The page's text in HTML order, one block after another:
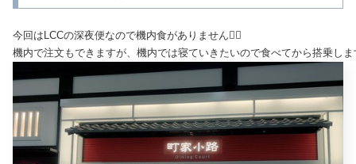
今回はLCCの深夜便なので機内食がありません🙆‍♀️
機内で注文もできますが、機内では寝ていきたいので食べてから搭乗し